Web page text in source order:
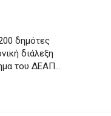
δημότες
διάλεξη
του ΔΕΑΠ…